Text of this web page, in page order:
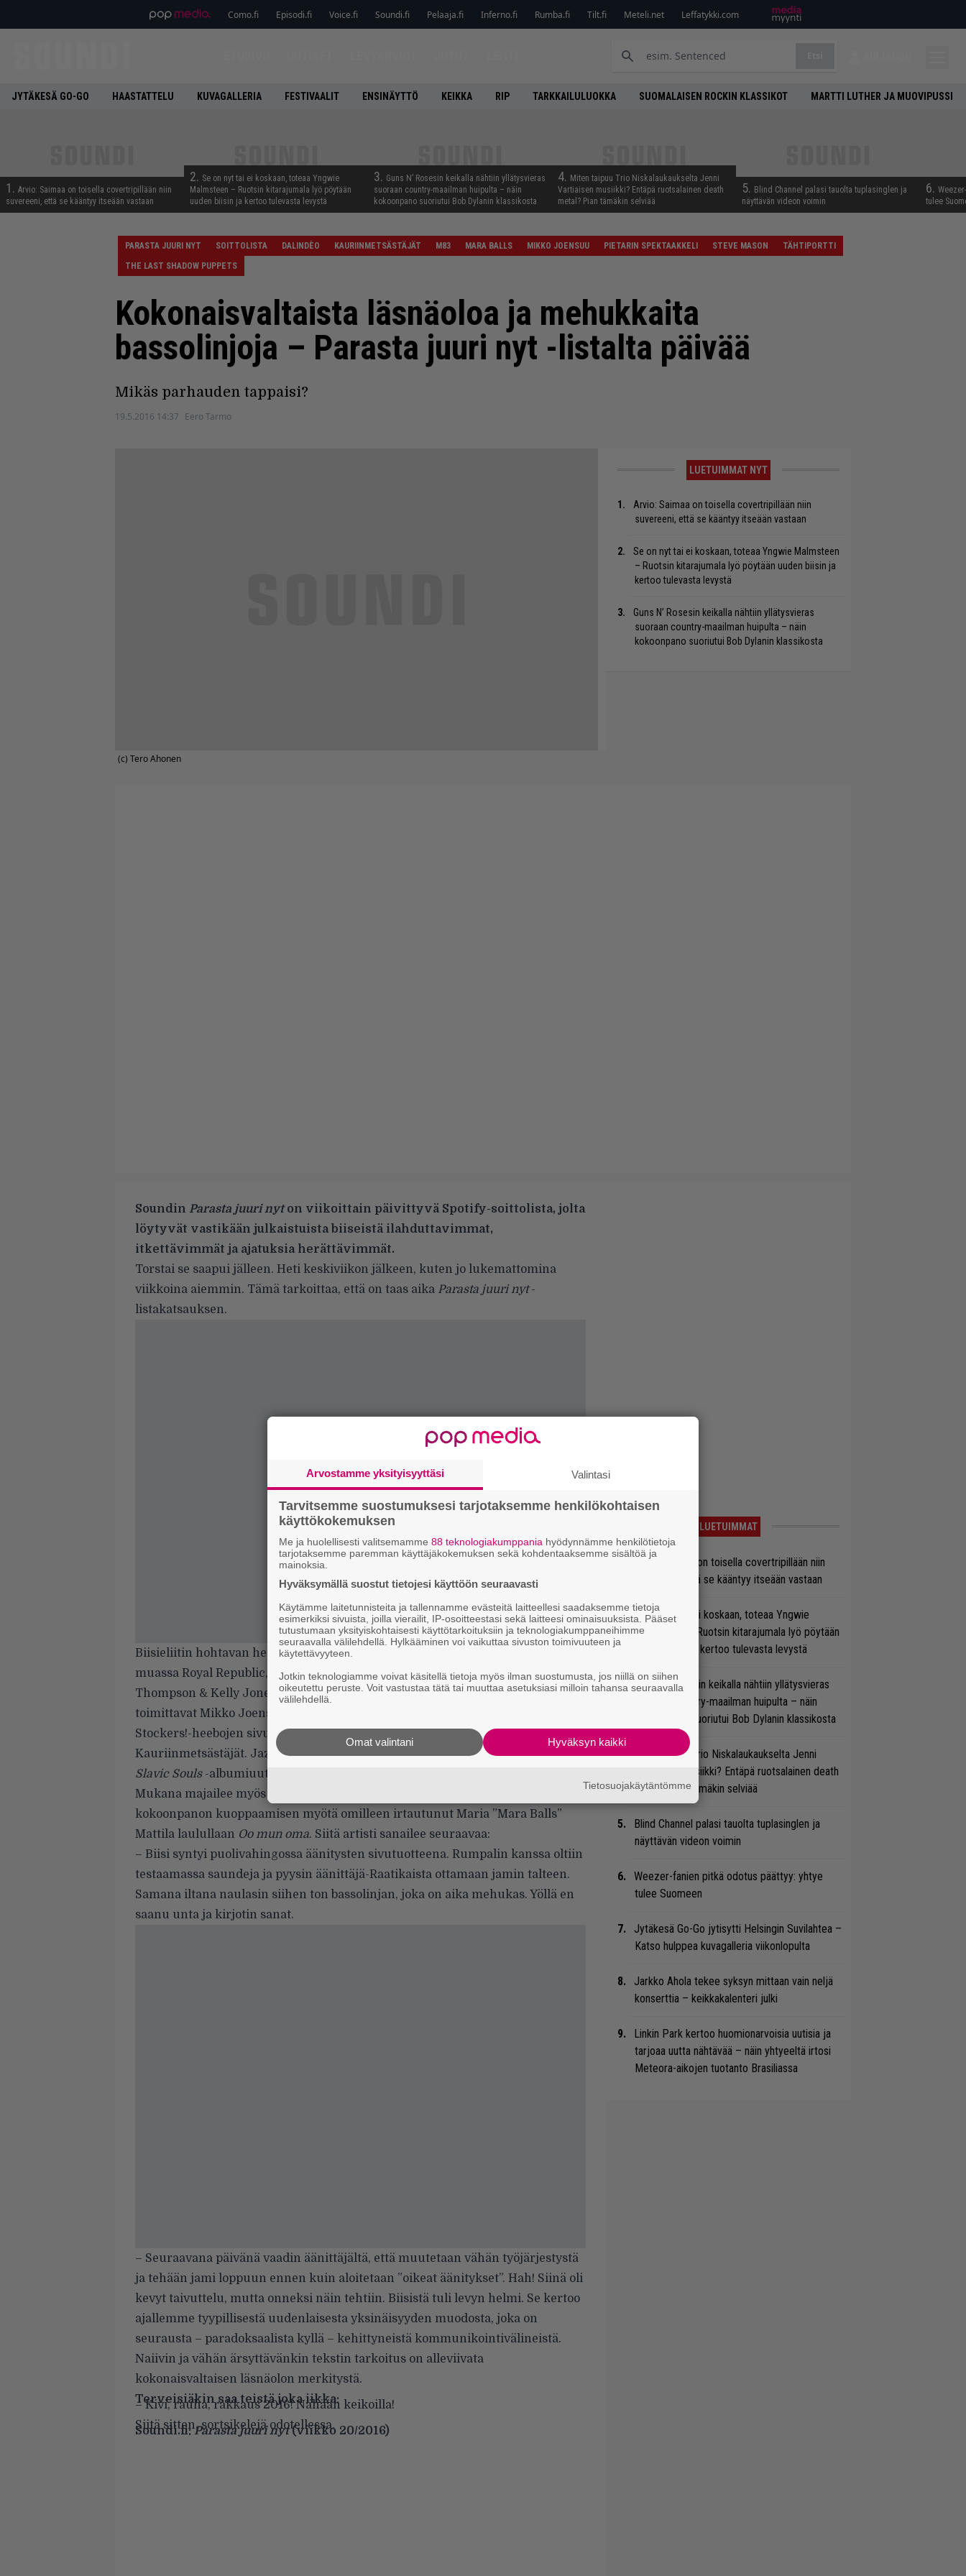
Como.fi Episodi.fi Voice.fi Soundi.fi Pelaaja.fi Inferno.fi Rumba.fi Tilt.fi Meteli.net Leffatykki.com
JYTÄKESÄ GO-GO HAASTATTELU KUVAGALLERIA FESTIVAALIT ENSINÄYTTÖ KEIKKA RIP TARKKAILULUOKKA SUOMALAISEN ROCKIN KLASSIKOT MARTTI LUTHER JA MUOVIPUSSI
1. Arvio: Saimaa on toisella covertripillään niin
suvereeni, että se kääntyy itseään vastaan
2. Se on nyt tai ei koskaan, toteaa Yngwie
Malmsteen – Ruotsin kitarajumala lyö pöytään
uuden biisin ja kertoo tulevasta levystä
3. Guns N’ Rosesin keikalla nähtiin yllätysvieras
suoraan country-maailman huipulta – näin
kokoonpano suoriutui Bob Dylanin klassikosta
4. Miten taipuu Trio Niskalaukaukselta Jenni
Vartiaisen musiikki? Entäpä ruotsalainen death
metal? Pian tämäkin selviää
5. Blind Channel palasi tauolta tuplasinglen ja
näyttävän videon voimin
6.
tulee
PARASTA JUURI NYT SOITTOLISTA DALINDÈO KAURIINMETSÄSTÄJÄT M83 MARA BALLS MIKKO JOENSUU PIETARIN SPEKTAAKKELI STEVE MASON
TÄHTIPORTTI
THE LAST SHADOW PUPPETS
Kokonaisvaltaista läsnäoloa ja mehukkaita
bassolinjoja – Parasta juuri nyt -listalta päivää
Mikäs parhauden tappaisi?
19.5.2016 14:37 Eero Tarmo
(c) Tero Ahonen
LUETUIMMAT NYT
Arvio: Saimaa on toisella covertripillään niin
suvereeni, että se kääntyy itseään vastaan
Se on nyt tai ei koskaan, toteaa Yngwie Malmsteen
– Ruotsin kitarajumala lyö pöytään uuden biisin ja
kertoo tulevasta levystä
Guns N’ Rosesin keikalla nähtiin yllätysvieras
suoraan country-maailman huipulta – näin
kokoonpano suoriutui Bob Dylanin klassikosta
Soundin Parasta juuri nyton viikoittain päivittyvä Spotify-soittolista, jolta
löytyvät vastikään julkaistuista biiseistä ilahduttavimmat,
itkettävimmät ja ajatuksia herättävimmät.
Torstai se saapui jälleen. Heti keskiviikon jälkeen, kuten jo lukemattomina
viikkoina aiemmin. Tämä tarkoittaa, että on taas aika Parasta juuri nyt-
listakatsauksen.
Biisieliitin hohtavan helmeilevään joukkoon sukeltavat tällä kierroksella muun
muassa Royal Republic, M83,The Last Shadow Puppets ,Bendik,Teddy
Thompson & Kelly Jones
sekäSteve Mason. Suomalaisedustusta soppaan
toimittavat Mikko Joensuu
Stockers!-heebojen sivuprojektina villiin laukkaan ampaissut
Kauriinmetsästäjät. Jazzahtavuudesta vastaa niin ikään kotimainenDalindèo
Slavic Souls-albumiuutuutensa nimibiisillä.
Mukana majailee myös Jukka Nousiaisen Jytämimmien rytmisektiosta
kokoonpanon kuoppaamisen myötä omilleen irtautunut Maria ”Mara Balls”
Mattila laulullaan Oo mun oma. Siitä artisti sanailee seuraavaa:
– Biisi syntyi puolivahingossa äänitysten sivutuotteena. Rumpalin kanssa oltiin
testaamassa saundeja ja pyysin äänittäjä-Raatikaista ottamaan jamin talteen.
Samana iltana naulasin siihen ton bassolinjan, joka on aika mehukas. Yöllä en
saanu unta ja kirjotin sanat.
– Seuraavana päivänä vaadin äänittäjältä, että muutetaan vähän työjärjestystä
ja tehään jami loppuun ennen kuin aloitetaan ”oikeat äänitykset”. Hah! Siinä oli
kevyt taivuttelu, mutta onneksi näin tehtiin. Biisistä tuli levyn helmi. Se kertoo
ajallemme tyypillisestä uudenlaisesta yksinäisyyden muodosta, joka on
seurausta – paradoksaalista kyllä – kehittyneistä kommunikointivälineistä.
Naiivin ja vähän ärsyttävänkin tekstin tarkoitus on alleviivata
kokonaisvaltaisen läsnäolon merkitystä.
Terveisiäkin saa teistä joka iikka:
– Kivi, rauha, rakkaus 2016! Nähään keikoilla!
Siitä sitten, sortsikelejä odotellessa.
Soundi.fi:Parasta juuri nyt(viikko 20/2016)
LUETUIMMAT
Arvio: Saimaa on toisella covertripillään niin
suvereeni, että se kääntyy itseään vastaan
Se on nyt tai ei koskaan, toteaa Yngwie
Malmsteen – Ruotsin kitarajumala lyö pöytään
uuden biisin ja kertoo tulevasta levystä
Guns N’ Rosesin keikalla nähtiin yllätysvieras
suoraan country-maailman huipulta – näin
kokoonpano suoriutui Bob Dylanin klassikosta
Miten taipuu Trio Niskalaukaukselta Jenni
Vartiaisen musiikki? Entäpä ruotsalainen death
metal? Pian tämäkin selviää
Blind Channel palasi tauolta tuplasinglen ja
näyttävän videon voimin
Weezer-fanien pitkä odotus päättyy: yhtye
tulee Suomeen
Jytäkesä Go-Go jytisytti Helsingin Suvilahtea –
Katso hulppea kuvagalleria viikonlopulta
Jarkko Ahola tekee syksyn mittaan vain neljä
konserttia – keikkakalenteri julki
Linkin Park kertoo huomionarvoisia uutisia ja
tarjoaa uutta nähtävää – näin yhtyeeltä irtosi
Meteora-aikojen tuotanto Brasiliassa
Arvostamme yksityisyyttäsi Valintasi
Tarvitsemme suostumuksesi tarjotaksemme henkilökohtaisen
käyttökokemuksen
Me ja huolellisesti valitsemamme 88 teknologiakumppania hyödynnämme henkilötietoja
tarjotaksemme paremman käyttäjäkokemuksen sekä kohdentaaksemme sisältöä ja
mainoksia.
Hyväksymällä suostut tietojesi käyttöön seuraavasti
Käytämme laitetunnisteita ja tallennamme evästeitä laitteellesi saadaksemme tietoja
esimerkiksi sivuista, joilla vierailit, IP-osoitteestasi sekä laitteesi ominaisuuksista. Pääset
tutustumaan yksityiskohtaisesti käyttötarkoituksiin ja teknologiakumppaneihimme
seuraavalla välilehdellä. Hylkääminen voi vaikuttaa sivuston toimivuuteen ja
käytettävyyteen.
Jotkin teknologiamme voivat käsitellä tietoja myös ilman suostumusta, jos niillä on siihen
oikeutettu peruste. Voit vastustaa tätä tai muuttaa asetuksiasi milloin tahansa seuraavalla
välilehdellä.
Hyväksyn kaikki
Omat valintani
Tietosuojakäytäntömme